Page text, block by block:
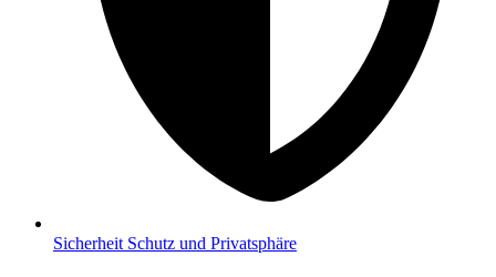
Sicherheit Schutz und Privatsphäre